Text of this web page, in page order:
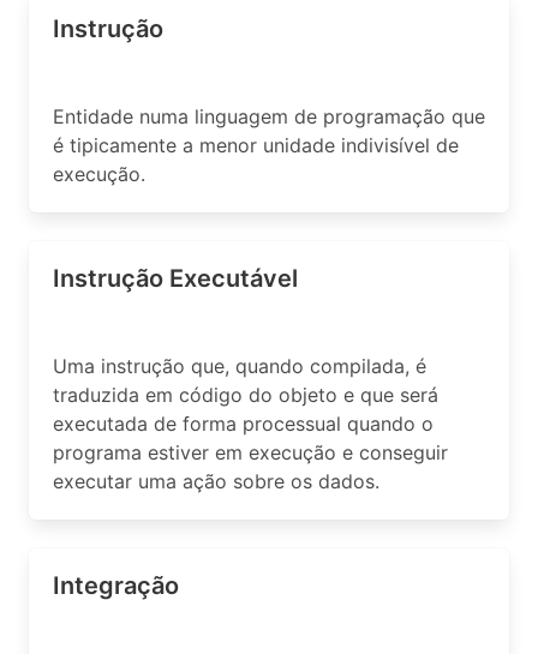
Instrução
Entidade numa linguagem de programação que
é tipicamente a menor unidade indivisível de
execução.
Instrução Executável
Uma instrução que, quando compilada, é
traduzida em código do objeto e que será
executada de forma processual quando o
programa estiver em execução e conseguir
executar uma ação sobre os dados.
Integração